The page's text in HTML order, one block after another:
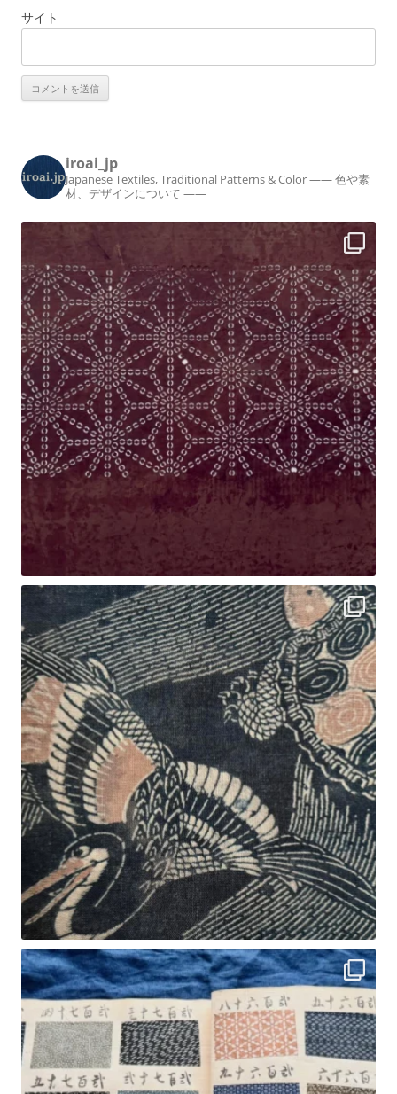
サイト
iroai_jp
Japanese Textiles, Traditional Patterns & Color—— 色や素
材、デザインについて ——